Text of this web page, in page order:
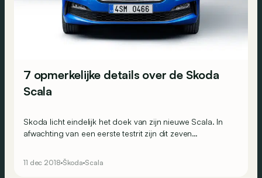
7 opmerkelijke details over de Skoda
Scala
Skoda licht eindelijk het doek van zijn nieuwe Scala. In
afwachting van een eerste testrit zijn dit zeven
11 dec 2018 Škoda Scala